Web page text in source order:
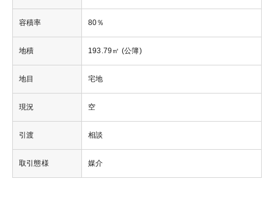
容積率 80％
地積 193.79㎡ (公簿)
地目 宅地
現況 空
引渡 相談
取引態様 媒介